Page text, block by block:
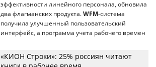
эффективности линейного персонала, обновила
два флагманских продукта. WFM-система
получила улучшенный пользовательский
интерфейс, а программа учета рабочего времен
«КИОН Строки»: 25% россиян читают